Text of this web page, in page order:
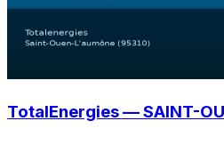
TotalEnergies — SAINT-